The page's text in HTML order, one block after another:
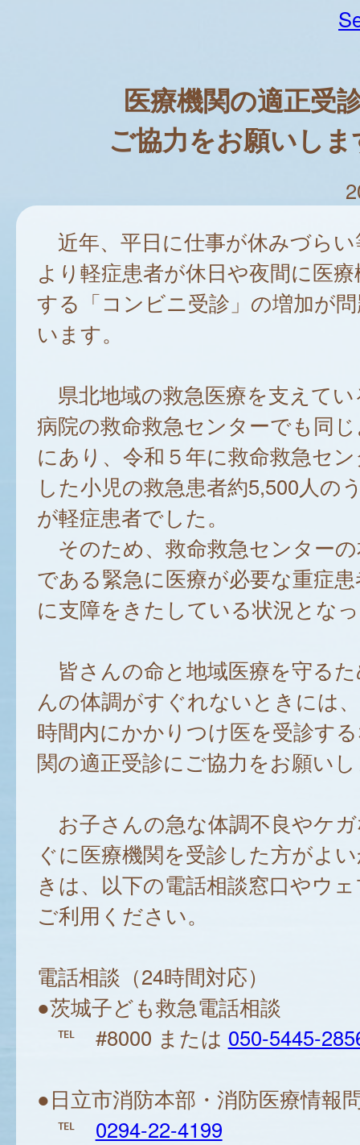
医療機関の適正受
ご協力をお願いし
近年、平日に仕事が休みづら
より軽症患者が休日や夜間に医
する「コンビニ受診」の増加が
います。
県北地域の救急医療を支えてい
病院の救命救急センターでも同
にあり、令和５年に救命救急セ
した小児の救急患者約5,500人の
が軽症患者でした。
そのため、救命救急センター
である緊急に医療が必要な重症
に支障をきたしている状況とな
皆さんの命と地域医療を守る
んの体調がすぐれないときには
時間内にかかりつけ医を受診す
関の適正受診にご協力をお願い
お子さんの急な体調不良やケ
ぐに医療機関を受診した方がよ
きは、以下の電話相談窓口やウ
ご利用ください。
電話相談（24時間対応）
●茨城子ども救急電話相談
℡ #8000 または 050-5445-
●日立市消防本部・消防医療情報
℡ 0294-22-4199